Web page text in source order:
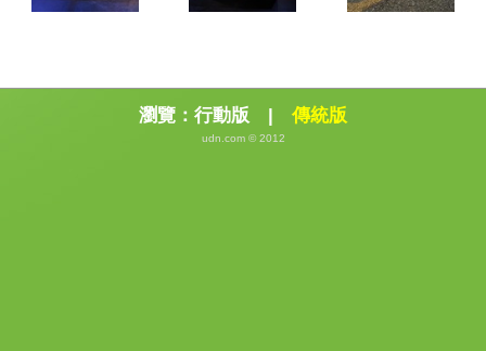
瀏覽： 行動版 | 傳統版
udn.com © 2012